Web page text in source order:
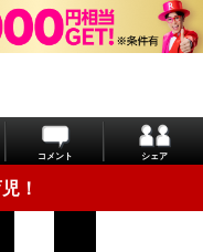
コメント シェア
！